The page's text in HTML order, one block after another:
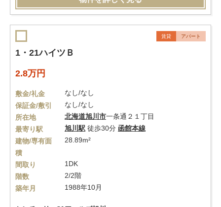
賃貸 アパート
1・21ハイツＢ
2.8万円
敷金/礼金
なし/なし
保証金/敷引
なし/なし
所在地
北海道旭川市一条通２１丁目
最寄り駅
旭川駅 徒歩30分 函館本線
建物/専有面
積
28.89m²
間取り
1DK
階数
2/2階
築年月
1988年10月